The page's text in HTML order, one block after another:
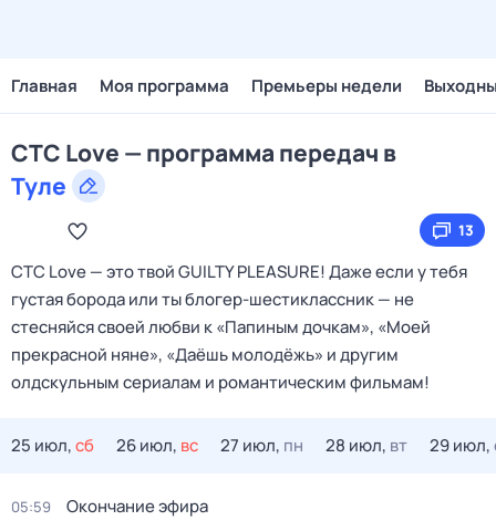
Главная Моя программа Премьеры недели
СТС Love — программа передач в
Туле
13
СТС Love — это твой GUILTY PLEASURE! Даже если у тебя
густая борода или ты блогер-шестиклассник — не
стесняйся своей любви к «Папиным дочкам», «Моей
прекрасной няне», «Даёшь молодёжь» и другим
олдскульным сериалам и романтическим фильмам!
25 июл,сб 26 июл, вс 27 июл, пн 28 июл, вт 29 июл,
05:59 Окончание эфира